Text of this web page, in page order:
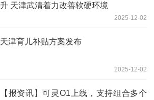
升 天津武清着力改善软硬环境
2025-12-02
天津育儿补贴方案发布
2025-12-02
【报资讯】可灵O1上线，支持组合多个